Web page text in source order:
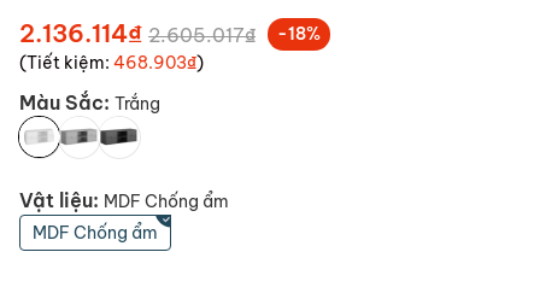
2.136.114₫ 2.605.017₫
-18%
(Tiết kiệm: 468.903₫)
Màu Sắc: Trắng
Vật liệu: MDF Chống ẩm
MDF Chống ẩm